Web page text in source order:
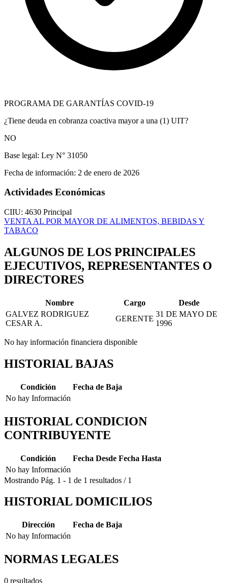
PROGRAMA DE GARANTÍAS COVID-19
¿Tiene deuda en cobranza coactiva mayor a una (1) UIT?
NO
Base legal: Ley N° 31050
Fecha de información: 2 de enero de 2026
Actividades Económicas
CIIU: 4630 Principal
VENTA AL POR MAYOR DE ALIMENTOS, BEBIDAS Y
TABACO
ALGUNOS DE LOS PRINCIPALES
EJECUTIVOS, REPRESENTANTES O
DIRECTORES
Nombre Cargo
Desde
GALVEZ RODRIGUEZ
CESAR A.
GERENTE
31 DE MAYO DE
1996
No hay información financiera disponible
HISTORIAL BAJAS
Condición
Fecha de Baja
No hay Información
HISTORIAL CONDICION
CONTRIBUYENTE
Condición Fecha Desde Fecha Hasta
No hay Información
Mostrando Pág. 1 - 1 de 1 resultados / 1
HISTORIAL DOMICILIOS
Dirección
Fecha de Baja
No hay Información
NORMAS LEGALES
0 resultados